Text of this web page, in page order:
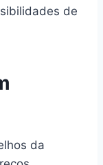
de
da